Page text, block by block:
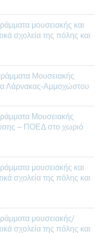
μουσειακής και
σχολεία της πόλης και
Μουσειακής
Λάρνακας-Αμμοχώστου
Μουσειακής
– ΠΟΕΔ στο χωριό
μουσειακής και
σχολεία της πόλης και
μουσειακής/
σχολεία της πόλης και